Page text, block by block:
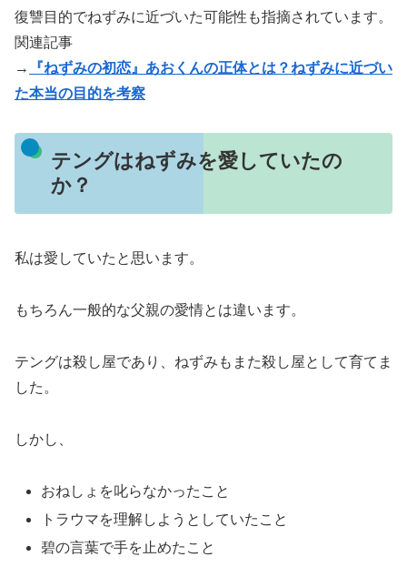
復讐目的でねずみに近づいた可能性も指摘されています。
関連記事
→
『ねずみの初恋』あおくんの正体とは？ねずみに近づい
た本当の目的を考察
テングはねずみを愛していたの
か？
私は愛していたと思います。
もちろん一般的な父親の愛情とは違います。
テングは殺し屋であり、ねずみもまた殺し屋として育てま
した。
しかし、
おねしょを叱らなかったこと
トラウマを理解しようとしていたこと
碧の言葉で手を止めたこと